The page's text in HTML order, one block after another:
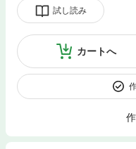
試し読み
カートへ